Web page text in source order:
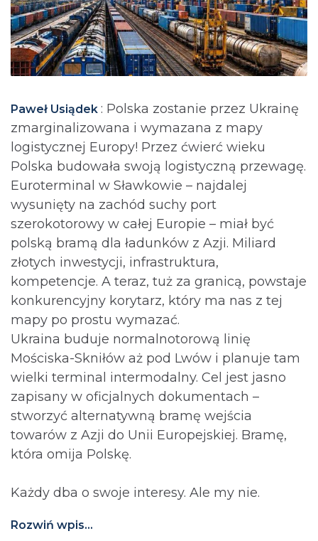
Paweł Usiądek : Polska zostanie przez Ukrainę
zmarginalizowana i wymazana z mapy
logistycznej Europy! Przez ćwierć wieku
Polska budowała swoją logistyczną przewagę.
Euroterminal w Sławkowie – najdalej
wysunięty na zachód suchy port
szerokotorowy w całej Europie – miał być
polską bramą dla ładunków z Azji. Miliard
złotych inwestycji, infrastruktura,
kompetencje. A teraz, tuż za granicą, powstaje
konkurencyjny korytarz, który ma nas z tej
mapy po prostu wymazać.
Ukraina buduje normalnotorową linię
Mościska-Skniłów aż pod Lwów i planuje tam
wielki terminal intermodalny. Cel jest jasno
zapisany w oficjalnych dokumentach –
stworzyć alternatywną bramę wejścia
towarów z Azji do Unii Europejskiej. Bramę,
która omija Polskę.
Każdy dba o swoje interesy. Ale my nie.
Rozwiń wpis...